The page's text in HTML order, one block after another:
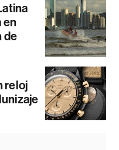
en
de
reloj